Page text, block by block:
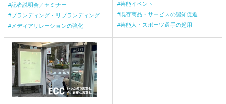
記者説明会／セミナー
ブランディング・リブランディング
メディアリレーションの強化
芸能イベント
既存商品・サービスの認知促進
芸能人・スポーツ選手の起用